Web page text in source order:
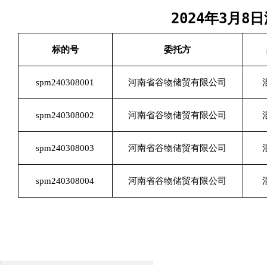
2024年3月8
标的号 委托方
spm240308001 河南省谷物储贸有限公司
spm240308002 河南省谷物储贸有限公司
spm240308003 河南省谷物储贸有限公司
spm240308004 河南省谷物储贸有限公司